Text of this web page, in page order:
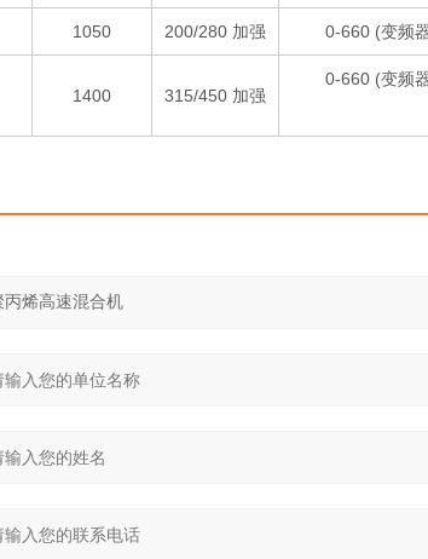
1050 200/280 加强 0-660 (变频
1400 315/450 加强
0-660 (变频